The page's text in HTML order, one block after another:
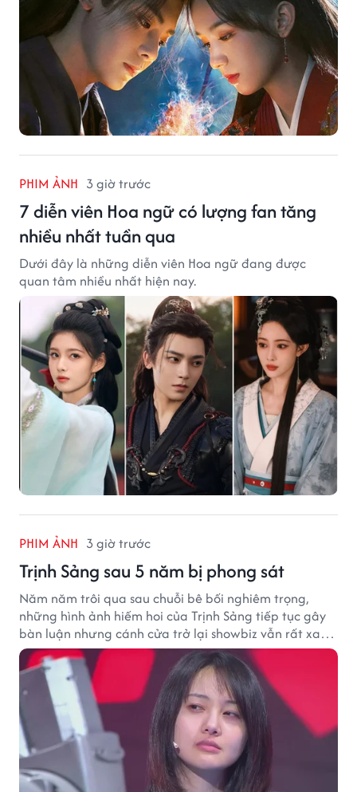
PHIM ẢNH 3 giờ trước
7 diễn viên Hoa ngữ có lượng fan tăng
nhiều nhất tuần qua
Dưới đây là những diễn viên Hoa ngữ đang được
quan tâm nhiều nhất hiện nay.
PHIM ẢNH 3 giờ trước
Trịnh Sảng sau 5 năm bị phong sát
Năm năm trôi qua sau chuỗi bê bối nghiêm trọng,
những hình ảnh hiếm hoi của Trịnh Sảng tiếp tục gây
bàn luận nhưng cánh cửa trở lại showbiz vẫn rất xa
vời.